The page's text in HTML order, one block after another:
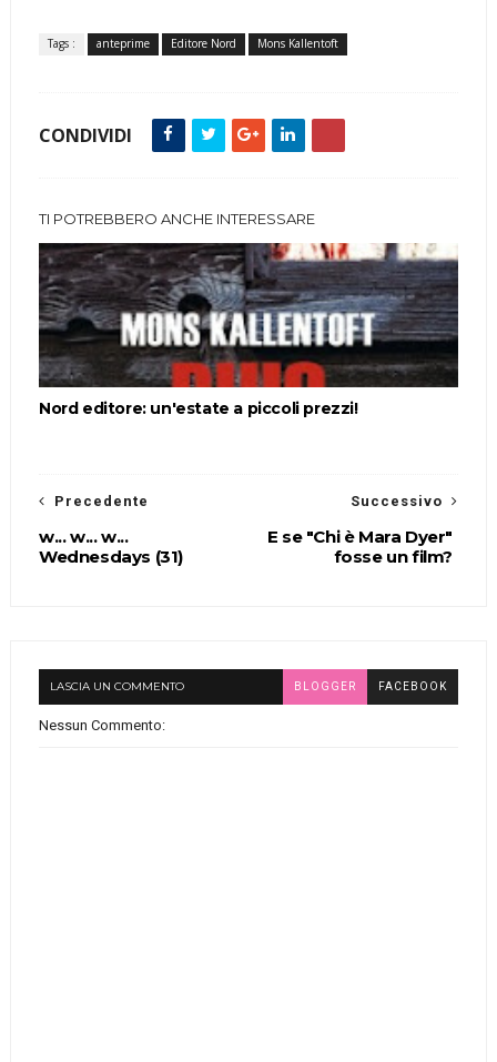
Tags : anteprime Editore Nord Mons Kallentoft
CONDIVIDI
TI POTREBBERO ANCHE INTERESSARE
Nord editore: un'estate a piccoli prezzi!
Successivo
E se "Chi è Mara Dyer"
fosse un film?
Precedente
w... w... w...
Wednesdays (31)
LASCIA UN COMMENTO BLOGGER FACEBOOK
Nessun Commento: